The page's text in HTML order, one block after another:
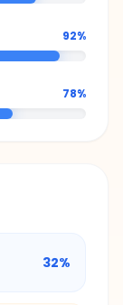
92%
78%
32%